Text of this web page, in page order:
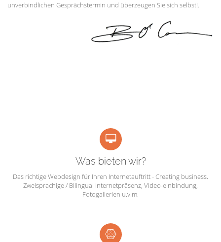
unverbindlichen Gesprächstermin und überzeugen Sie sich selbst!.
Was bieten wir?
Das richtige Webdesign für Ihren Internetauftritt - Creating business.
Zweisprachige / Bilingual Internetpräsenz, Video-einbindung,
Fotogallerien u.v.m.